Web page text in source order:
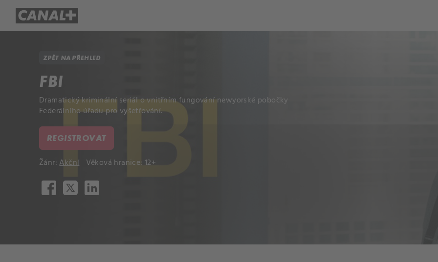
ZPĚT NA PŘEHLED
FBI
Dramatický kriminální seriál o vnitřním fungování newyorské pobočky
Federálního úřadu pro vyšetřování.
REGISTROVAT
Žánr:Akční Věková hranice: 12+